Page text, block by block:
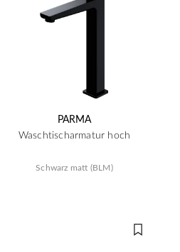
PARMA
Waschtischarmatur hoch
Schwarz matt (BLM)